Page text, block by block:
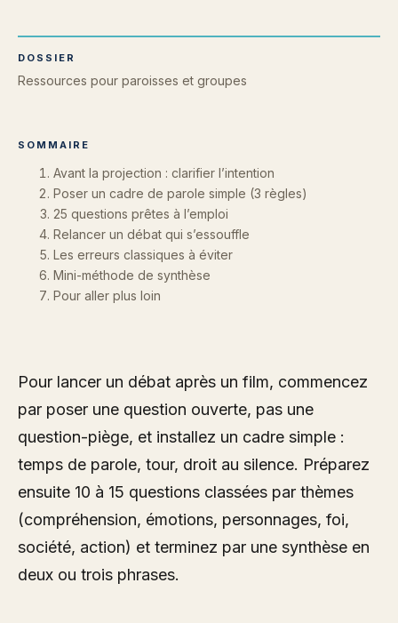
DOSSIER
Ressources pour paroisses et groupes
SOMMAIRE
Avant la projection : clarifier l’intention
Poser un cadre de parole simple (3 règles)
25 questions prêtes à l’emploi
Relancer un débat qui s’essouffle
Les erreurs classiques à éviter
Mini-méthode de synthèse
Pour aller plus loin
Pour lancer un débat après un film, commencez
par poser une question ouverte, pas une
question-piège, et installez un cadre simple :
temps de parole, tour, droit au silence. Préparez
ensuite 10 à 15 questions classées par thèmes
(compréhension, émotions, personnages, foi,
société, action) et terminez par une synthèse en
deux ou trois phrases.